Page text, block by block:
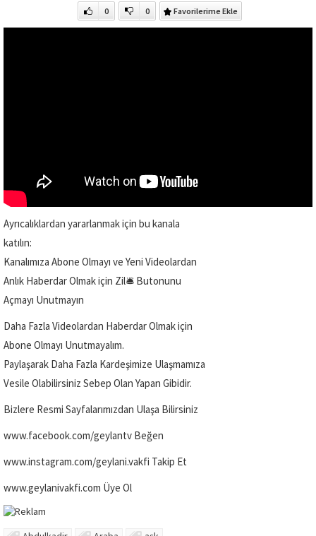
0 0 Favorilerime Ekle
Ayrıcalıklardan yararlanmak için bu kanala
katılın:
Kanalımıza Abone Olmayı ve Yeni Videolardan
Anlık Haberdar Olmak için Zil🛎️ Butonunu
Açmayı Unutmayın
Daha Fazla Videolardan Haberdar Olmak için
Abone Olmayı Unutmayalım.
Paylaşarak Daha Fazla Kardeşimize Ulaşmamıza
Vesile Olabilirsiniz Sebep Olan Yapan Gibidir.
Bizlere Resmi Sayfalarımızdan Ulaşa Bilirsiniz
www.facebook.com/geylantv Beğen
www.instagram.com/geylani.vakfi Takip Et
www.geylanivakfi.com Üye Ol